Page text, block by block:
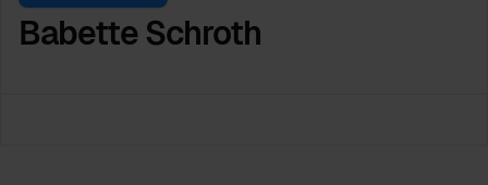
Babette Schroth